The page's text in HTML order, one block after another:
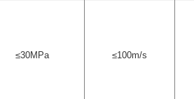
≤30MPa ≤100m/s